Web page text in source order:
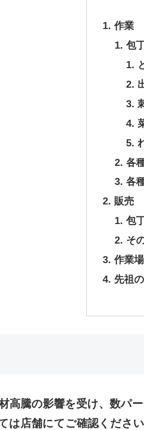
作業
包
各
各
販売
包
そ
作業
先祖
高騰の影響を受け、数パ
は店舗にてご確認ください